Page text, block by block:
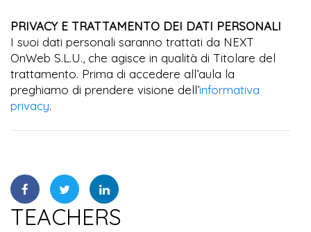
PRIVACY E TRATTAMENTO DEI DATI PERSONALI
I suoi dati personali saranno trattati da NEXT
OnWeb S.L.U., che agisce in qualità di Titolare del
trattamento. Prima di accedere all’aula la
preghiamo di prendere visione dell’informativa
privacy.
TEACHERS